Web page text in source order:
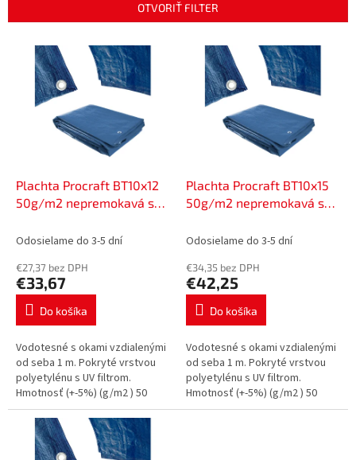
p
OTVORIŤ FILTER
Plachta Procraft BT10x12
50g/m2 nepremokavá so
BT10x12
Odosielame do 3-5 dní
€27,37 bez DPH
€33,67
Do košíka
Vodotesné s okami vzdialenými
od seba 1 m. Pokryté vrstvou
polyetylénu s UV filtrom.
Hmotnosť (+-5%) (g/m2 ) 50
Farba: modrá Rozmery (m)
10x12 Hmotnosť (kg) 6,25
Plachta Procraft BT10x15
50g/m2 nepremokavá so
BT10x15
Odosielame do 3-5 dní
€34,35 bez DPH
€42,25
Do košíka
Vodotesné s okami vzdialenými
od seba 1 m. Pokryté vrstvou
polyetylénu s UV filtrom.
Hmotnosť (+-5%) (g/m2 ) 50
Farba: modrá Rozmery (m)